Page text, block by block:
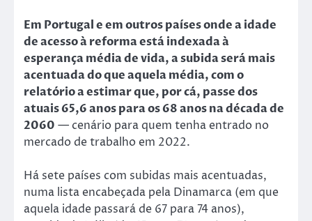
Em Portugal e em outros países onde a idade
de acesso à reforma está indexada à
esperança média de vida, a subida será mais
acentuada do que aquela média, com o
relatório a estimar que, por cá, passe dos
atuais 65,6 anos para os 68 anos na década de
2060 — cenário para quem tenha entrado no
mercado de trabalho em 2022.
Há sete países com subidas mais acentuadas,
numa lista encabeçada pela Dinamarca (em que
aquela idade passará de 67 para 74 anos),